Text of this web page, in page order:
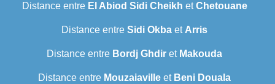
Distance entre El Abiod Sidi Cheikh etChetouane
Distance entre Sidi Okba et Arris
Distance entre Bordj Ghdir et Makouda
Distance entre Mouzaiaville et Beni Douala